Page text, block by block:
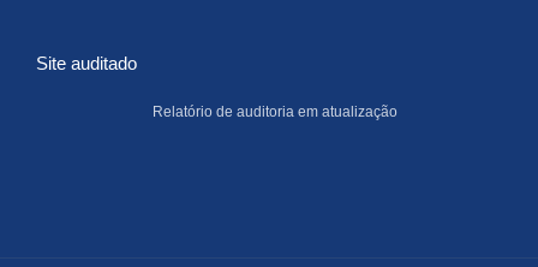
Site auditado
Relatório de auditoria em atualização